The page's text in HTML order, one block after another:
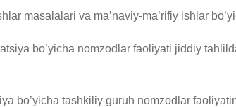
masalalari va ma’naviy-ma’rifiy ishlar
bo’yicha nomzodlar faoliyati jiddiy
bo’yicha tashkiliy guruh nomzodlar